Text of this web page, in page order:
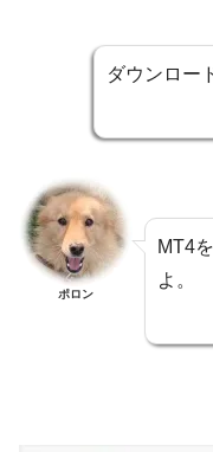
ダウンロー
ポロン
MT4
よ。